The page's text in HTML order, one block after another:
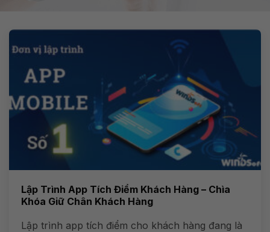
Lập Trình App Tích Điểm Khách Hàng – Chìa
Khóa Giữ Chân Khách Hàng
Lập trình app tích điểm cho khách hàng đang là